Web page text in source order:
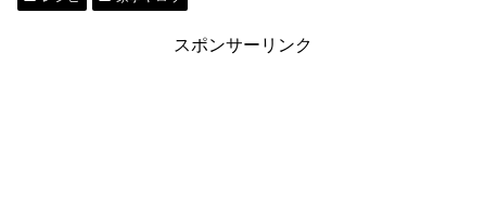
スポンサーリンク